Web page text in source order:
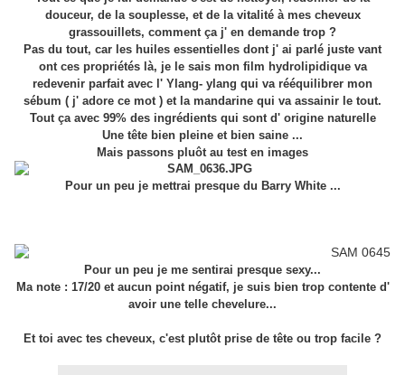
douceur, de la souplesse, et de la vitalité à mes cheveux
grassouillets, comment ça j' en demande trop ?
Pas du tout, car les huiles essentielles dont j' ai parlé juste vant
ont ces propriétés là, je le sais mon film hydrolipidique va
redevenir parfait avec l' Ylang- ylang qui va rééquilibrer mon
sébum ( j' adore ce mot ) et la mandarine qui va assainir le tout.
Tout ça avec 99% des ingrédients qui sont d' origine naturelle
Une tête bien pleine et bien saine ...
Mais passons pluôt au test en images
Pour un peu je mettrai presque du Barry White ...
Pour un peu je me sentirai presque sexy...
Ma note : 17/20 et aucun point négatif, je suis bien trop contente d'
avoir une telle chevelure...
Et toi avec tes cheveux, c'est plutôt prise de tête ou trop facile ?